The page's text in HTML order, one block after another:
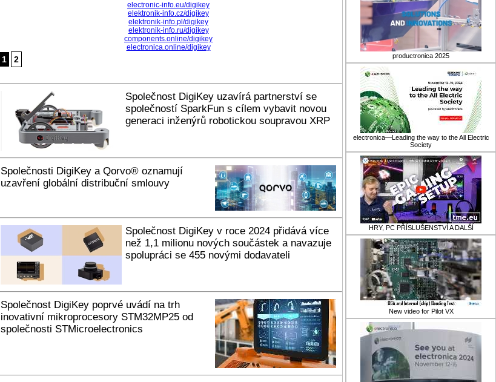
electronic-info.eu/digikey
elektronik-info.cz/digikey
elektronik-info.pl/digikey
elektronik-info.ru/digikey
components.online/digikey
electronica.online/digikey
1 2
Společnost DigiKey uzavírá partnerství se
společností SparkFun s cílem vybavit novou
generaci inženýrů robotickou soupravou XRP
Společnosti DigiKey a Qorvo® oznamují
uzavření globální distribuční smlouvy
Společnost DigiKey v roce 2024 přidává více
než 1,1 milionu nových součástek a navazuje
spolupráci se 455 novými dodavateli
Společnost DigiKey poprvé uvádí na trh
inovativní mikroprocesory STM32MP25 od
společnosti STMicroelectronics
productronica 2025
electronica—Leading the way to the All Electric
Society
HRY, PC PŘÍSLUŠENSTVÍ A DALŠÍ
New video for Pilot VX